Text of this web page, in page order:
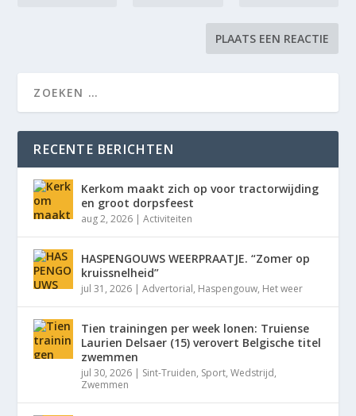
RECENTE BERICHTEN
Kerkom maakt zich op voor tractorwijding
en groot dorpsfeest
aug 2, 2026 |Activiteiten
HASPENGOUWS WEERPRAATJE. “Zomer op
kruissnelheid”
jul 31, 2026 |Advertorial, Haspengouw, Het weer
Tien trainingen per week lonen: Truiense
Laurien Delsaer (15) verovert Belgische titel
zwemmen
jul 30, 2026 Sint-Truiden, Sport,Wedstrijd,
Zwemmen